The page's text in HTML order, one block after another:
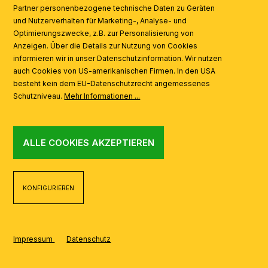
AI
Partner personenbezogene technische Daten zu Geräten
und Nutzerverhalten für Marketing-, Analyse- und
Optimierungszwecke, z.B. zur Personalisierung von
Anzeigen. Über die Details zur Nutzung von Cookies
informieren wir in unser Datenschutzinformation. Wir nutzen
auch Cookies von US-amerikanischen Firmen. In den USA
besteht kein dem EU-Datenschutzrecht angemessenes
Schutzniveau.Mehr Informationen ...
ALLE COOKIES AKZEPTIEREN
KONFIGURIEREN
Impressum Datenschutz